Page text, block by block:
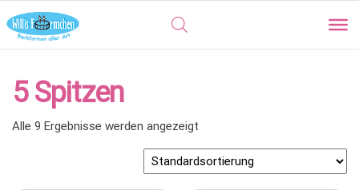
5 Spitzen
Alle 9 Ergebnisse werden angezeigt